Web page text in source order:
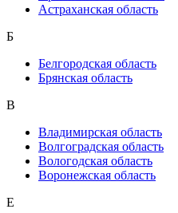
Астраханская область
Б
Белгородская область
Брянская область
В
Владимирская область
Волгоградская область
Вологодская область
Воронежская область
Е